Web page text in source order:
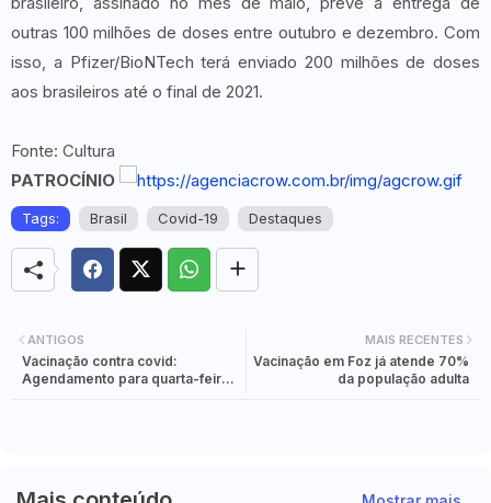
outras 100 milhões de doses entre outubro e dezembro. Com
isso, a Pfizer/BioNTech terá enviado 200 milhões de doses
aos brasileiros até o final de 2021.
Fonte: Cultura
PATROCÍNIO
Tags: Brasil Covid-19 Destaques
MAIS RECENTES
Vacinação em Foz já atende 70%
da população adulta
ANTIGOS
Vacinação contra covid:
Agendamento para quarta-feira